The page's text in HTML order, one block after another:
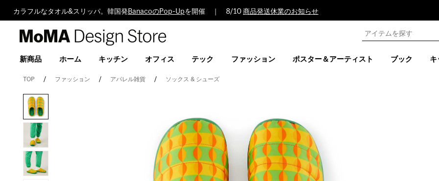
カラフルなタオル&スリッパ。韓国発 BanacoのPop-Upを開催 ｜ 8/10 商品発送休業のお知らせ
Design
新商品 ホーム キッチン オフィス テック ファッション ポスター＆アーティスト ブック キ
TOP ファッション アパレル雑貨 ソックス & シューズ